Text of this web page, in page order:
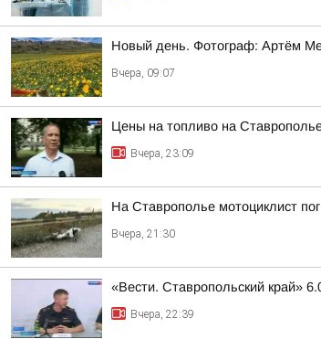
Новый день. Фотограф: Артём
Вчера, 09:07
Цены на топливо на
Вчера, 23:09
На Ставрополье мотоциклист
Вчера, 21:30
«Вести. Ставропольский край»
Вчера, 22:39